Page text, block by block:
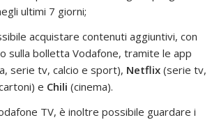
ultimi 7 giorni;
acquistare contenuti aggiuntivi, con
sulla bolletta Vodafone, tramite le app
serie tv, calcio e sport), Netflix (serie tv,
e Chili (cinema).
TV, è inoltre possibile guardare i